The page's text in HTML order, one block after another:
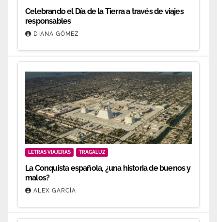
Celebrando el Día de la Tierra a través de viajes
responsables
DIANA GÓMEZ
LETRAS VIAJERAS TRAGALUZ
La Conquista española, ¿una historia de buenos y
malos?
ALEX GARCÍA